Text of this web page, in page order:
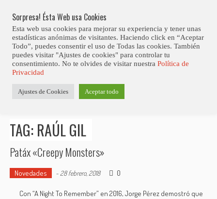
content
Club Contest.
Posts tagged "Raúl Gil"
TAG: RAÚL GIL
Patáx «Creepy Monsters»
Novedades - 28 febrero, 2018 0
Con “A Night To Remember” en 2016, Jorge Pérez demostró que
Sorpresa! Ésta Web usa Cookies
Esta web usa cookies para mejorar su experiencia y tener unas
estadísticas anónimas de visitantes. Haciendo click en “Aceptar
Todo”, puedes consentir el uso de Todas las cookies. También
puedes visitar "Ajustes de cookies" para controlar tu
consentimiento. No te olvides de visitar nuestra Política de
Privacidad
Ajustes de Cookies Aceptar todo